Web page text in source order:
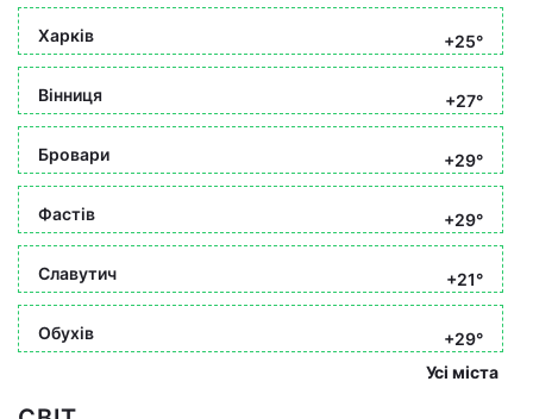
Харків +25°
Вінниця +27°
Бровари +29°
Фастів +29°
Славутич +21°
Обухів
+29°
Усі міста